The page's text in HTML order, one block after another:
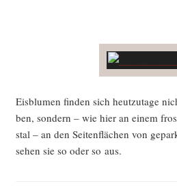
Eis­blu­men fin­den sich heut­zu­ta­ge
ben, son­dern – wie hier an einem
s­tal – an den Sei­ten­flä­chen von
sehen sie so oder so aus.